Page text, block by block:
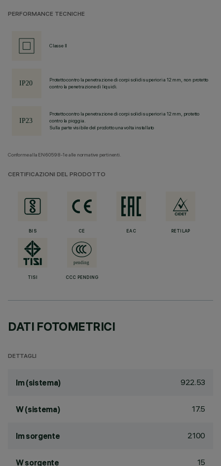
PERFORMANCE TECNICHE
Classe II
Protetto contro la penetrazione di corpi solidi superiori a 12 mm, non protetto
contro la penetrazione di liquidi.
Protetto contro la penetrazione di corpi solidi superiori a 12 mm, protetto
contro la pioggia.
Sulla parte visibile del prodotto una volta installato
Conforme alla EN60598-1 e alle normative pertinenti.
CERTIFICAZIONI DEL PRODOTTO
BIS CE EAC RETILAP
TISI CCC PENDING
DATI FOTOMETRICI
DETTAGLI
lm (sistema) 922.53
W (sistema) 17.5
lm sorgente 2100
W sorgente 15